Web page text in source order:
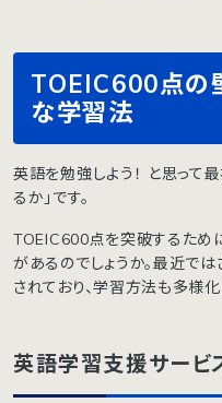
TOEIC600点の
な学習法
英語を勉強しよう！ と思って
るか」です。
TOEIC600点を突破するため
があるのでしょうか。最近で
されており、学習方法も多様化
英語学習支援サービ